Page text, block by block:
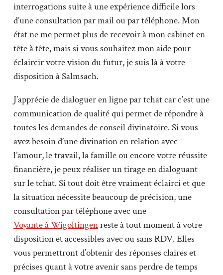
interrogations suite à une expérience difficile lors
d’une consultation par mail ou par téléphone. Mon
état ne me permet plus de recevoir à mon cabinet en
tête à tête, mais si vous souhaitez mon aide pour
éclaircir votre vision du futur, je suis là à votre
disposition à Salmsach.
J’apprécie de dialoguer en ligne par tchat car c’est une
communication de qualité qui permet de répondre à
toutes les demandes de conseil divinatoire. Si vous
avez besoin d’une divination en relation avec
l’amour, le travail, la famille ou encore votre réussite
financière, je peux réaliser un tirage en dialoguant
sur le tchat. Si tout doit être vraiment éclairci et que
la situation nécessite beaucoup de précision, une
consultation par téléphone avec une
Voyante à Wigoltingenreste à tout moment à votre
disposition et accessibles avec ou sans RDV. Elles
vous permettront d’obtenir des réponses claires et
précises quant à votre avenir sans perdre de temps